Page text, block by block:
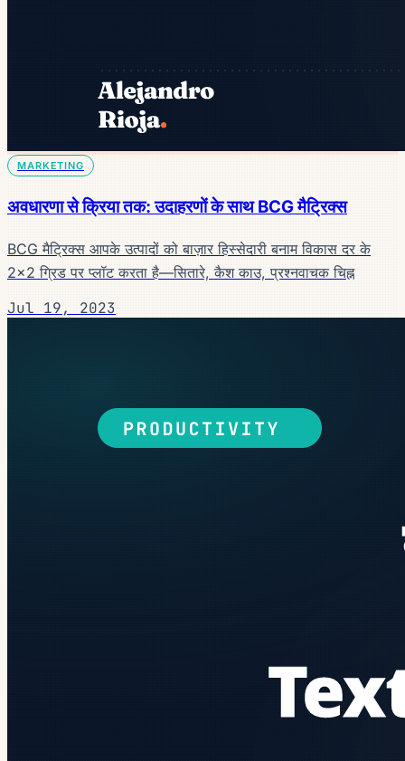
MARKETING
अवधारणा से क्रिया तक: उदाहरणों के साथ BCG मैट्रिक्स
BCG मैट्रिक्स आपके उत्पादों को बाज़ार हिस्सेदारी बनाम विकास दर के
2×2 ग्रिड पर प्लॉट करता है—सितारे, कैश काउ, प्रश्नवाचक चिह्न
Jul 19, 2023